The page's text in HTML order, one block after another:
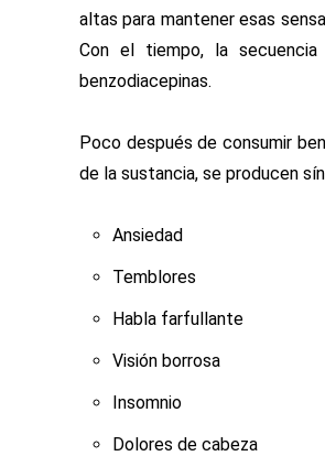
altas para mantener esas
Con el tiempo, la
benzodiacepinas.
Poco después de consumir
de la sustancia, se producen
Ansiedad
Temblores
Habla farfullante
Visión borrosa
Insomnio
Dolores de cabeza